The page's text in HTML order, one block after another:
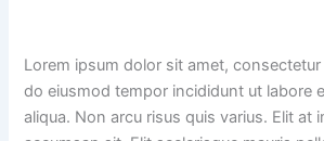
Lorem ipsum dolor sit amet,
do eiusmod tempor incididunt ut labore
aliqua. Non arcu risus quis varius. Elit at